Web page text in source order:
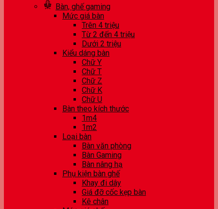
Bàn, ghế gaming
Mức giá bàn
Trên 4 triệu
Từ 2 đến 4 triệu
Dưới 2 triệu
Kiểu dáng bàn
Chữ Y
Chữ T
Chữ Z
Chữ K
Chữ U
Bàn theo kích thước
1m4
1m2
Loại bàn
Bàn văn phòng
Bàn Gaming
Bàn nâng hạ
Phụ kiện bàn ghế
Khay đi dây
Giá đỡ cốc kẹp bàn
Kê chân